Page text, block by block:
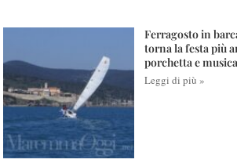
Ferragosto in
torna la festa più
porchetta e musica
Leggi di più »